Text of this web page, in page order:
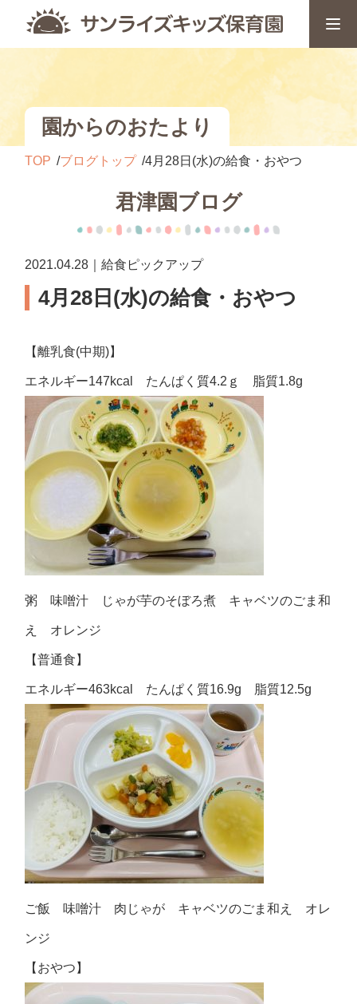
園からのおたより
TOP ブログトップ 4月28日(水)の給食・おやつ
君津園ブログ
2021.04.28｜給食ピックアップ
4月28日(水)の給食・おやつ
【離乳食(中期)】
エネルギー147kcal たんぱく質4.2ｇ 脂質1.8g
粥 味噌汁 じゃが芋のそぼろ煮 キャベツのごま和
え オレンジ
【普通食】
エネルギー463kcal たんぱく質16.9g 脂質12.5g
ご飯 味噌汁 肉じゃが キャベツのごま和え オレ
ンジ
【おやつ】